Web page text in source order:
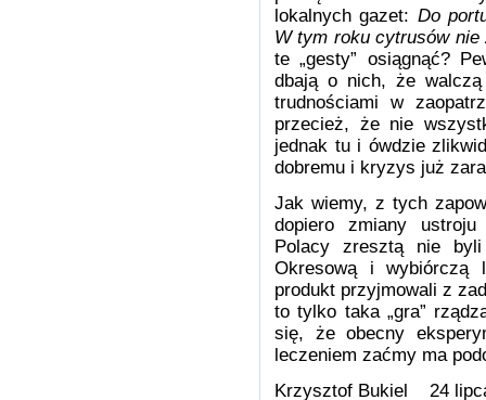
lokalnych gazet: Do
W tym roku cytrusów nie
te „gesty” osiągnąć?
dbają o nich, że
trudnościami w
przecież, że nie
jednak tu i ówdzie
dobremu i kryzys już
Jak wiemy, z tych
dopiero zmiany ustroju
Polacy zresztą nie
Okresową i wybiórczą
produkt przyjmowali z
to tylko taka „gra”
się, że obecny
leczeniem zaćmy ma
Krzysztof Bukiel 24